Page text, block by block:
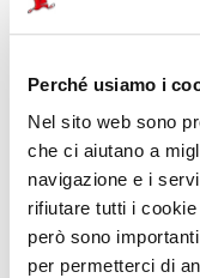
Perché usiamo i
Nel sito web sono
che ci aiutano a
navigazione e i
rifiutare tutti i
però sono
per permetterci di